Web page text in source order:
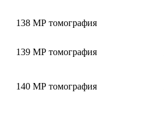
138 МР томография
139 МР томография
140 МР томография